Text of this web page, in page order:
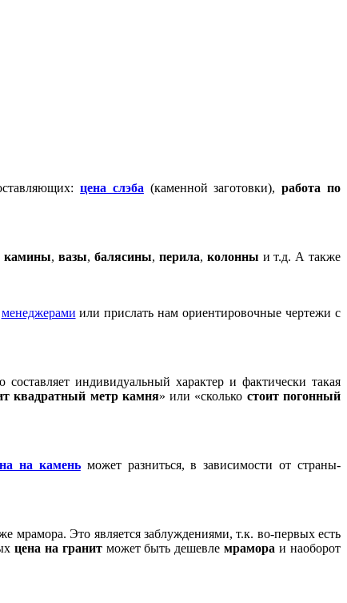
цена слэба (каменной заготовки),работа по
камины,вазы,балясины, перила, колонны и т.д. А также
менеджерами или прислать нам ориентировочные чертежи с
индивидуальный характер и фактически такая
квадратный метр камня» или «сколько стоит погонный
на каменьможет разниться, в зависимости от страны-
мрамора. Это является заблуждениями, т.к. во-первых есть
цена на гранитможет быть дешевлемрамора и наоборот